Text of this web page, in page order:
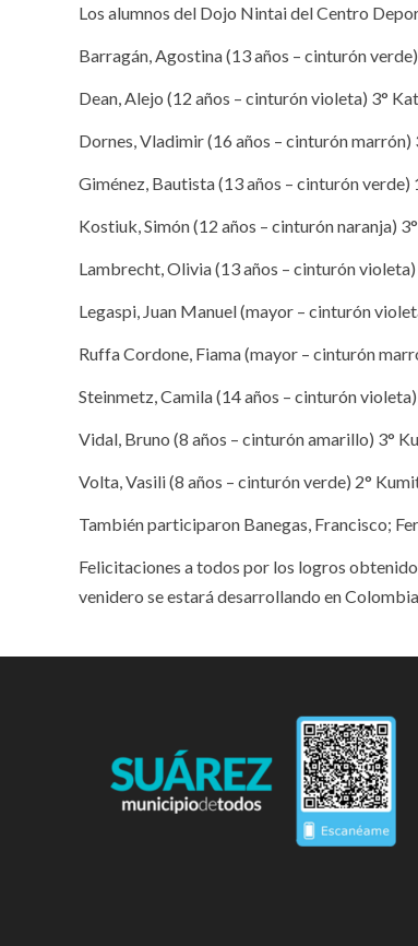
Los alumnos del Dojo Nintai del Centro
Barragán, Agostina (13 años – cinturón
Dean, Alejo (12 años – cinturón violeta) 3°
Dornes, Vladimir (16 años – cinturón marrón)
Giménez, Bautista (13 años – cinturón verde)
Kostiuk, Simón (12 años – cinturón naranja)
Lambrecht, Olivia (13 años – cinturón
Legaspi, Juan Manuel (mayor – cinturón
Ruffa Cordone, Fiama (mayor – cinturón
Steinmetz, Camila (14 años – cinturón
Vidal, Bruno (8 años – cinturón amarillo) 3°
Volta, Vasili (8 años – cinturón verde) 2°
También participaron Banegas, Francisco;
Felicitaciones a todos por los logros
venidero se estará desarrollando en